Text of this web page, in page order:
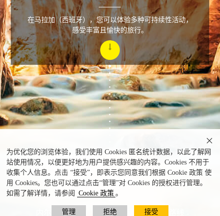
为优化您的浏览体验，我们使用 Cookies 匿名统计数据，以此了解网
站使用情况，以便更好地为用户提供感兴趣的内容。Cookies 不用于
收集个人信息。点击 “接受”，即表示您同意我们根据 Cookie 政策 使
用 Cookies。您也可以通过点击“管理”对 Cookies 的授权进行管理。
如需了解详情，请参阅
Cookie 政策 。
管理 拒绝 接受

内尔哈（Nerja），奇亚尔河（Chillar）路线
在马拉加（西班牙），您可以体验多种可持续性活动，
感受丰富且愉快的旅行。